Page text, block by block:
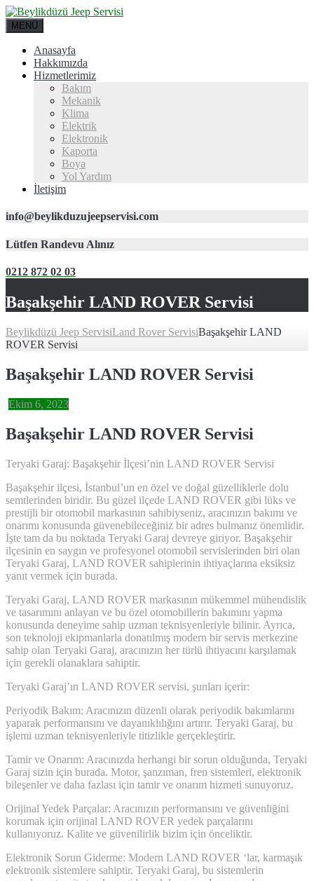
MENÜ
Anasayfa
Hakkımızda
Hizmetlerimiz
Bakım
Mekanik
Klima
Elektrik
Elektronik
Kaporta
Boya
Yol Yardım
İletişim
info@beylikduzujeepservisi.com
Lütfen Randevu Alınız
0212 872 02 03
Başakşehir LAND ROVER Servisi
Beylikdüzü Jeep ServisiLand Rover ServisiBaşakşehir LAND
ROVER Servisi
Başakşehir LAND ROVER Servisi
Ekim 6, 2023
Başakşehir LAND ROVER Servisi
Teryaki Garaj: Başakşehir İlçesi’nin LAND ROVER Servisi
Başakşehir ilçesi, İstanbul’un en özel ve doğal güzelliklerle dolu
semtlerinden biridir. Bu güzel ilçede LAND ROVER gibi lüks ve
prestijli bir otomobil markasının sahibiyseniz, aracınızın bakımı ve
onarımı konusunda güvenebileceğiniz bir adres bulmanız önemlidir.
İşte tam da bu noktada Teryaki Garaj devreye giriyor. Başakşehir
ilçesinin en saygın ve profesyonel otomobil servislerinden biri olan
Teryaki Garaj, LAND ROVER sahiplerinin ihtiyaçlarına eksiksiz
yanıt vermek için burada.
Teryaki Garaj, LAND ROVER markasının mükemmel mühendislik
ve tasarımını anlayan ve bu özel otomobillerin bakımını yapma
konusunda deneyime sahip uzman teknisyenleriyle bilinir. Ayrıca,
son teknoloji ekipmanlarla donatılmış modern bir servis merkezine
sahip olan Teryaki Garaj, aracınızın her türlü ihtiyacını karşılamak
için gerekli olanaklara sahiptir.
Teryaki Garaj’ın LAND ROVER servisi, şunları içerir:
Periyodik Bakım: Aracınızın düzenli olarak periyodik bakımlarını
yaparak performansını ve dayanıklılığını artırır. Teryaki Garaj, bu
işlemi uzman teknisyenleriyle titizlikle gerçekleştirir.
Tamir ve Onarım: Aracınızda herhangi bir sorun olduğunda, Teryaki
Garaj sizin için burada. Motor, şanzıman, fren sistemleri, elektronik
bileşenler ve daha fazlası için tamir ve onarım hizmeti sunuyoruz.
Orijinal Yedek Parçalar: Aracınızın performansını ve güvenliğini
korumak için orijinal LAND ROVER yedek parçalarını
kullanıyoruz. Kalite ve güvenilirlik bizim için önceliktir.
Elektronik Sorun Giderme: Modern LAND ROVER ‘lar, karmaşık
elektronik sistemlere sahiptir. Teryaki Garaj, bu sistemlerin